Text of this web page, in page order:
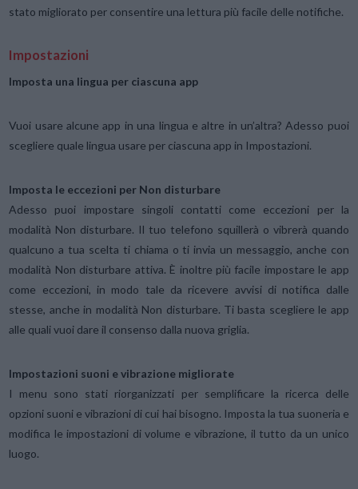
stato migliorato per consentire una lettura più facile delle notifiche.
Impostazioni
Imposta una lingua per ciascuna app
Vuoi usare alcune app in una lingua e altre in un’altra? Adesso puoi
scegliere quale lingua usare per ciascuna app in Impostazioni.
Imposta le eccezioni per Non disturbare
Adesso puoi impostare singoli contatti come eccezioni per la
modalità Non disturbare. Il tuo telefono squillerà o vibrerà quando
qualcuno a tua scelta ti chiama o ti invia un messaggio, anche con
modalità Non disturbare attiva. È inoltre più facile impostare le app
come eccezioni, in modo tale da ricevere avvisi di notifica dalle
stesse, anche in modalità Non disturbare. Ti basta scegliere le app
alle quali vuoi dare il consenso dalla nuova griglia.
Impostazioni suoni e vibrazione migliorate
I menu sono stati riorganizzati per semplificare la ricerca delle
opzioni suoni e vibrazioni di cui hai bisogno. Imposta la tua suoneria e
modifica le impostazioni di volume e vibrazione, il tutto da un unico
luogo.